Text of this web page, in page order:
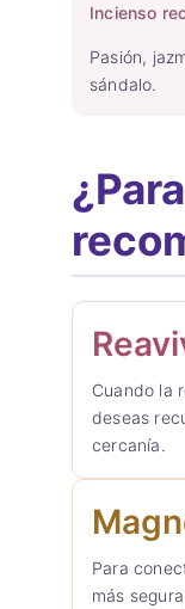
Incienso
Pasión,
sándalo.
Cuando la
deseas
cercanía.
Para
más